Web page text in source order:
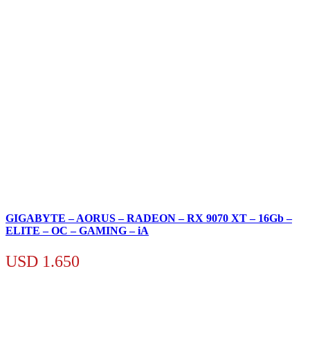
GIGABYTE – AORUS – RADEON – RX 9070 XT – 16Gb –
ELITE – OC – GAMING – iA
USD 1.650